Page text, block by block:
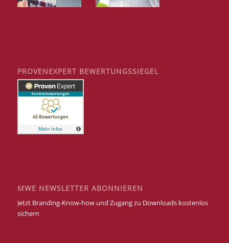
PROVENEXPERT BEWERTUNGSSIEGEL
MWE NEWSLETTER ABONNIEREN
Jetzt Branding-Know-how und Zugang zu Downloads kostenlos
sichern